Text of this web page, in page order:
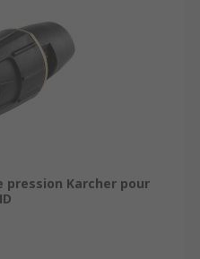
Karcher pour